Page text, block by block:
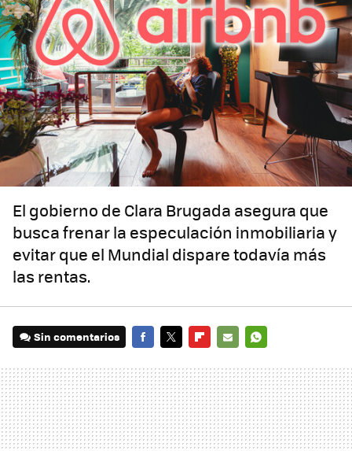
El gobierno de Clara Brugada asegura que
busca frenar la especulación inmobiliaria y
evitar que el Mundial dispare todavía más
las rentas.
Sin comentarios
MAIL